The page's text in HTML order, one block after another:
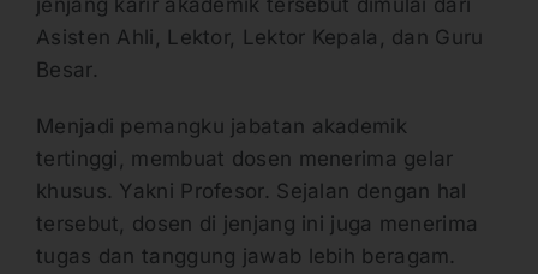
Asisten Ahli, Lektor, Lektor Kepala, dan Guru
Besar.
Menjadi pemangku jabatan akademik
tertinggi, membuat dosen menerima gelar
khusus. Yakni Profesor. Sejalan dengan hal
tersebut, dosen di jenjang ini juga menerima
tugas dan tanggung jawab lebih beragam.